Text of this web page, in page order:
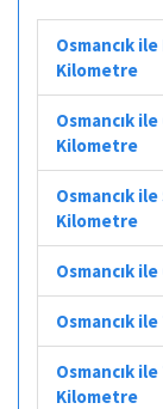
Osmancık ile
Kilometre
Osmancık ile
Kilometre
Osmancık
Kilometre
Osmancık
Osmancık
Osmancık
Kilometre